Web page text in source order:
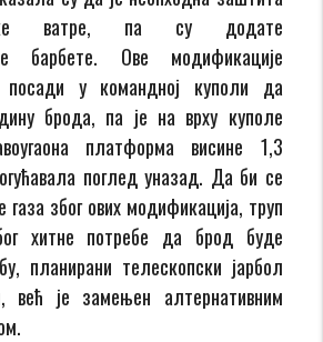
ватре, па су додате
барбете. Ове модификације
посади у командној куполи да
брода, па је на врху куполе
платформа висине 1,3
поглед уназад. Да би се
газа због ових модификација, труп
хитне потребе да брод буде
планирани телескопски јарбол
већ је замењен алтернативним